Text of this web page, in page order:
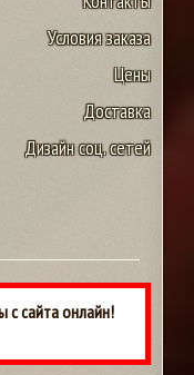
Условия заказа
Цены
Доставка
Дизайн соц. сетей
с сайта онлайн!